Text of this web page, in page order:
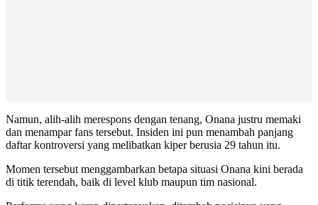
Namun, alih-alih merespons dengan tenang, Onana justru memaki
dan menampar fans tersebut. Insiden ini pun menambah panjang
daftar kontroversi yang melibatkan kiper berusia 29 tahun itu.
Momen tersebut menggambarkan betapa situasi Onana kini berada
di titik terendah, baik di level klub maupun tim nasional.